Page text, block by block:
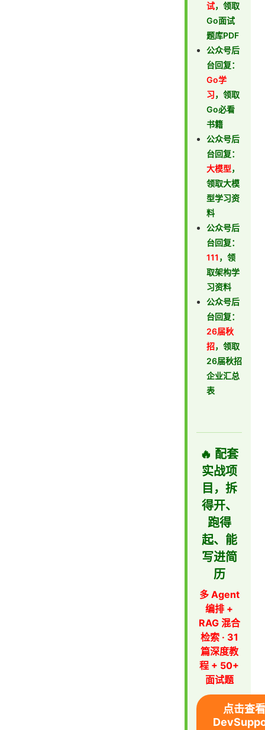
试，领取
Go面试
题库PDF
公众号后
台回复：
Go学
习，领取
Go必看
书籍
公众号后
台回复：
大模型，
领取大模
型学习资
料
公众号后
台回复：
111 ，领
取架构学
习资料
公众号后
台回复：
26届秋
招，领取
26届秋招
企业汇总
表
🔥 配套
实战项
目，拆
得开、
跑得
起、能
写进简
历
多 Agent
编排 +
RAG 混合
检索 · 31
篇深度教
程 + 50+
面试题
点击查看